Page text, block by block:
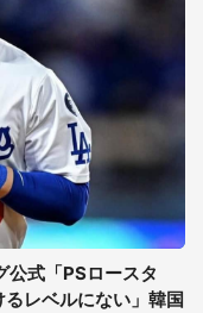
公式「PSロースタ
レベルにない」韓国